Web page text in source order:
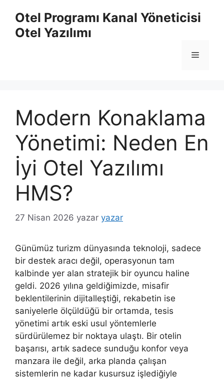
Otel Programı Kanal Yöneticisi
Otel Yazılımı
Menü
Modern Konaklama
Yönetimi: Neden En
İyi Otel Yazılımı
HMS?
27 Nisan 2026 yazar yazar
Günümüz turizm dünyasında teknoloji, sadece
bir destek aracı değil, operasyonun tam
kalbinde yer alan stratejik bir oyuncu haline
geldi. 2026 yılına geldiğimizde, misafir
beklentilerinin dijitalleştiği, rekabetin ise
saniyelerle ölçüldüğü bir ortamda, tesis
yönetimi artık eski usul yöntemlerle
sürdürülemez bir noktaya ulaştı. Bir otelin
başarısı, artık sadece sunduğu konfor veya
manzara ile değil, arka planda çalışan
sistemlerin ne kadar kusursuz işlediğiyle